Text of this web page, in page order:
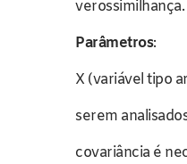
verossimilhança.
Parâmetros:
X (variável tipo
serem
covariância é